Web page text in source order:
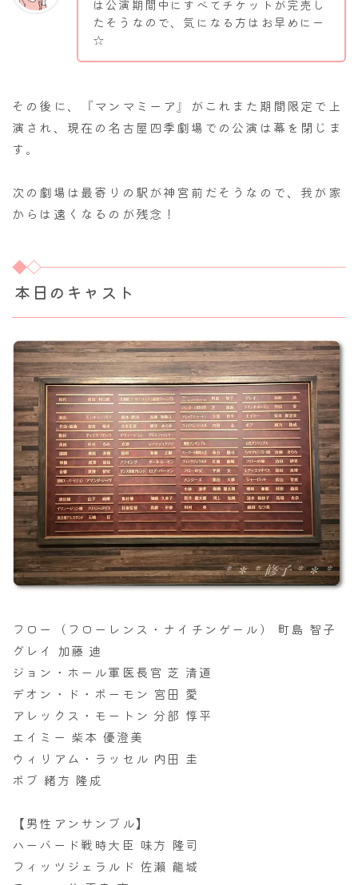
は公演期間中にすべてチケットが完売し
たそうなので、気になる方はお早めにー
☆
その後に、『マンマミーア』がこれまた期間限定で上
演され、現在の名古屋四季劇場での公演は幕を閉じま
す。
次の劇場は最寄りの駅が神宮前だそうなので、我が家
からは遠くなるのが残念！
本日のキャスト
フロー（フローレンス・ナイチンゲール） 町島 智子
グレイ 加藤 迪
ジョン・ホール軍医長官 芝 清道
デオン・ド・ボーモン 宮田 愛
アレックス・モートン 分部 惇平
エイミー 柴本 優澄美
ウィリアム・ラッセル 内田 圭
ボブ 緒方 隆成
【男性アンサンブル】
ハーバード戦時大臣 味方 隆司
フィッツジェラルド 佐瀨 龍城